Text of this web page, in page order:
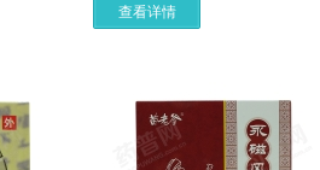
查看详情